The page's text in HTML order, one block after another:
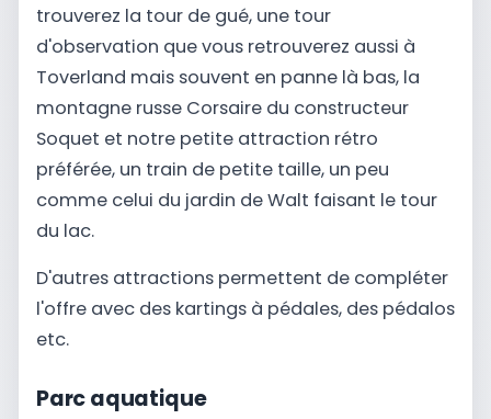
trouverez la tour de gué, une tour
d'observation que vous retrouverez aussi à
Toverland mais souvent en panne là bas, la
montagne russe Corsaire du constructeur
Soquet et notre petite attraction rétro
préférée, un train de petite taille, un peu
comme celui du jardin de Walt faisant le tour
du lac.
D'autres attractions permettent de compléter
l'offre avec des kartings à pédales, des pédalos
etc.
Parc aquatique